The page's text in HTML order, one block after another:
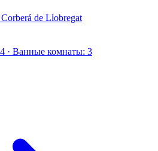
de Llobregat
· Ванные комнаты: 3